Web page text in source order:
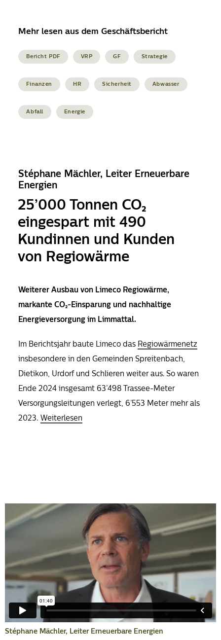
Mehr lesen aus dem Geschäftsbericht
Bericht PDF VRP GF Strategie
Finanzen HR Sicherheit Abwasser
Abfall Energie
Stéphane Mächler, Leiter Erneuerbare
Energien
25’000 Tonnen CO₂
eingespart mit 490
Kundinnen und Kunden
von Regiowärme
Weiterer Ausbau von Limeco Regiowärme,
markante CO₂­-Einsparung und nachhaltige
Energieversorgung im Limmattal.
Im Berichtsjahr baute Limeco das Regiowärmenetz
insbesondere in den Gemeinden Spreitenbach,
Dietikon, Urdorf und Schlieren weiter aus. So waren
Ende 2024 insgesamt 63’498 Trassee-Meter
Versorgungsleitungen verlegt, 6’553 Meter mehr als
2023. Weiterlesen
Stéphane Mächler, Leiter Erneuerbare Energien